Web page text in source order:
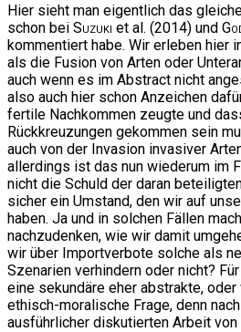
Hier sieht man eigentlich das
schon bei Suzuki et al. (2014) und
kommentiert habe. Wir erleben hier
als die Fusion von Arten oder
auch wenn es im Abstract nicht
also auch hier schon Anzeichen
fertile Nachkommen zeugte und
Rückkreuzungen gekommen sein
auch von der Invasion invasiver
allerdings ist das nun wiederum im
nicht die Schuld der daran
sicher ein Umstand, den wir auf
haben. Ja und in solchen Fällen
nachzudenken, wie wir damit
wir über Importverbote solche als
Szenarien verhindern oder nicht?
eine sekundäre eher abstrakte,
ethisch-moralische Frage, denn
ausführlicher diskutierten Arbeit von